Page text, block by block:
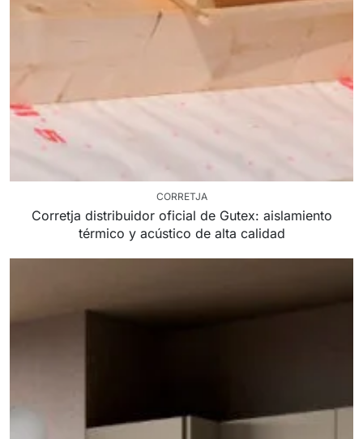
CORRETJA
Corretja distribuidor oficial de Gutex: aislamiento
térmico y acústico de alta calidad